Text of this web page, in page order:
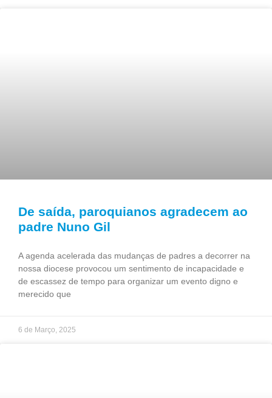
De saída, paroquianos agradecem ao
padre Nuno Gil
A agenda acelerada das mudanças de padres a decorrer na
nossa diocese provocou um sentimento de incapacidade e
de escassez de tempo para organizar um evento digno e
merecido que
6 de Março, 2025